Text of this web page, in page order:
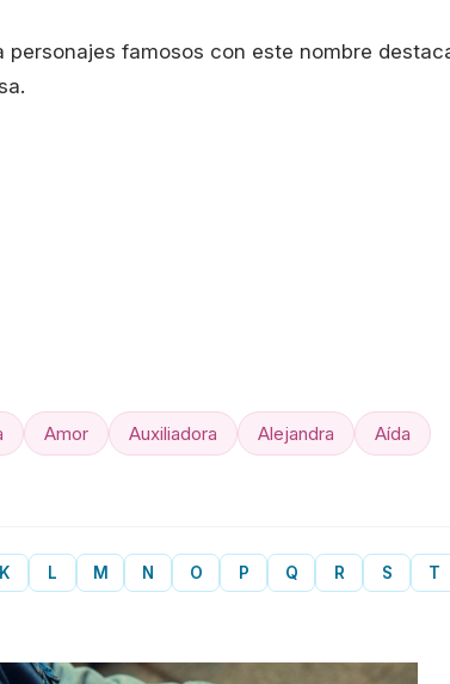
personajes famosos con este nombre
Amor Auxiliadora Alejandra
Aída
K L M N O P Q R S
T